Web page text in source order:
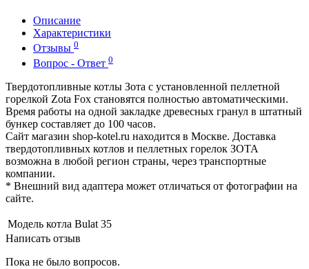
Описание
Характеристики
Отзывы 0
Вопрос - Ответ 0
Твердотопливные котлы Зота с установленной пеллетной
горелкой Zota Fox становятся полностью автоматическими.
Время работы на одной закладке древесных гранул в штатный
бункер составляет до 100 часов.
Сайт магазин shop-kotel.ru находится в Москве. Доставка
твердотопливных котлов и пеллетных горелок ЗОТА
возможна в любой регион страны, через транспортные
компании.
* Внешний вид адаптера может отличаться от фотографии на
сайте.
Модель котла Bulat 35
Написать отзыв
Пока не было вопросов.